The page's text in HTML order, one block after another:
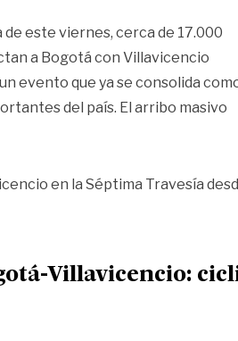
de este viernes, cerca de 17.000
a Bogotá con Villavicencio
evento que ya se consolida
del país. El arribo masivo
Villavicencio: